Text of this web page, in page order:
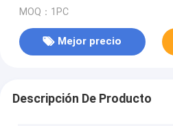
la distorsión 5MP de 35m m no
MOQ：1PC
Mejor precio
Descripción De Producto